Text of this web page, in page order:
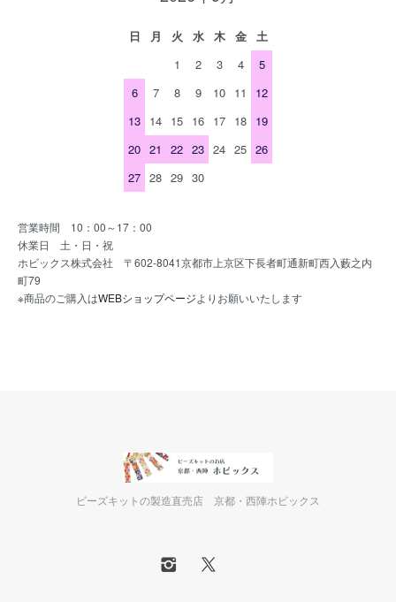
日 月 火 水 木 金
土
1
2 3 4
5
6
7 8 9 10 11
12
13 14 15 16 17 18 19
20 21 22 23 24 25 26
27 28 29 30
営業時間 10：00～17：00
休業日 土・日・祝
ホビックス株式会社 〒602-8041京都市上京区下長者町通新町西入藪之内
町79
※商品のご購入はWEBショップページよりお願いいたします
ビーズキットの製造直売店 京都・西陣ホビックス